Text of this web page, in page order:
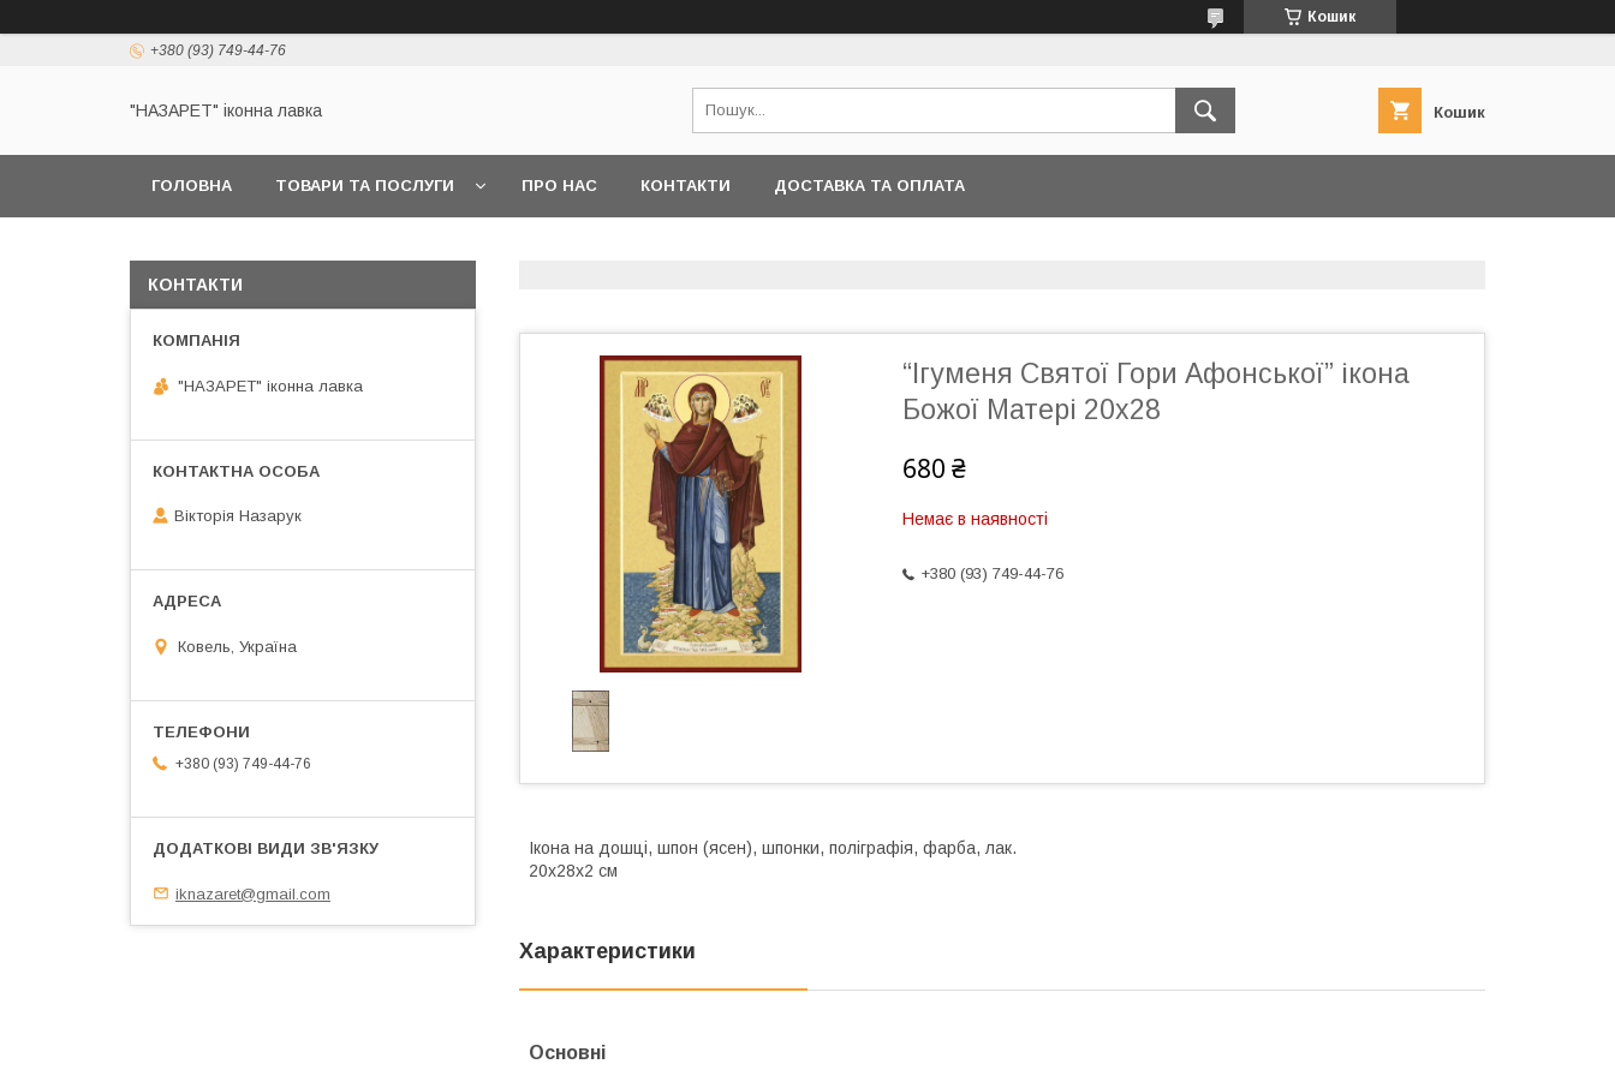
Кошик
+380 (93) 749-44-76
"НАЗАРЕТ" іконна лавка Кошик
ГОЛОВНА ТОВАРИ ТА ПОСЛУГИ ПРО НАС КОНТАКТИ ДОСТАВКА ТА ОПЛАТА
“Ігуменя Святої Гори Афонської” ікона
Божої Матері 20х28
680 ₴
Немає в наявності
+380 (93) 749-44-76
Ікона на дошці, шпон (ясен), шпонки, поліграфія, фарба, лак.
20х28х2 см
Характеристики
Основні
КОНТАКТИ
"НАЗАРЕТ" іконна лавка
Вікторія Назарук
Ковель, Україна
+380 (93) 749-44-76
iknazaret@gmail.com